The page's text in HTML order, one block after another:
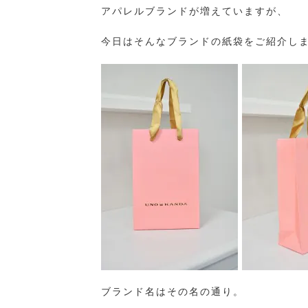
アパレルブランドが増えていますが、
今日はそんなブランドの紙袋をご紹介し
ブランド名はその名の通り。